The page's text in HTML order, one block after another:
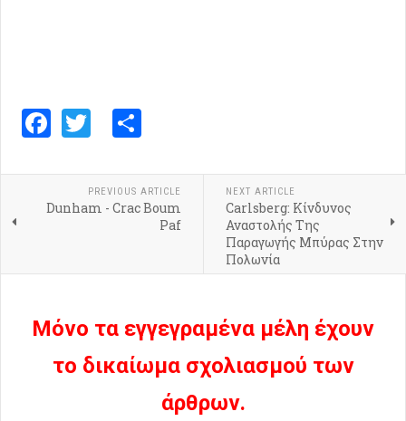
Facebook
Twitter
PREVIOUS ARTICLE
Dunham - Crac Boum
Paf
NEXT ARTICLE
Carlsberg: Κίνδυνος
Αναστολής Της
Παραγωγής Μπύρας Στην
Πολωνία
Μόνο τα εγγεγραμένα μέλη έχουν
το δικαίωμα σχολιασμού των
άρθρων.